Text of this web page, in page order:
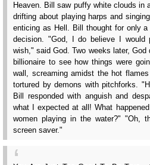
Heaven. Bill saw puffy white clouds in
drifting about playing harps and
enticing as Hell. Bill thought for only
decision. "God, I do believe I
wish," said God. Two weeks later,
billionaire to see how things were
wall, screaming amidst the hot
tortured by demons with pitchforks.
Bill responded with anguish and
what I expected at all! What
women playing in the water?" "Oh,
screen saver."